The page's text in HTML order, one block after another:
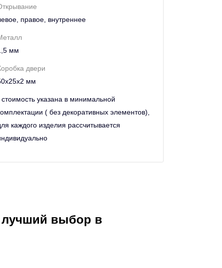
правое, внутреннее
мм
двери
мм
стоимость указана в минимальной
( без декоративных элементов),
каждого изделия рассчитывается
лучший выбор в